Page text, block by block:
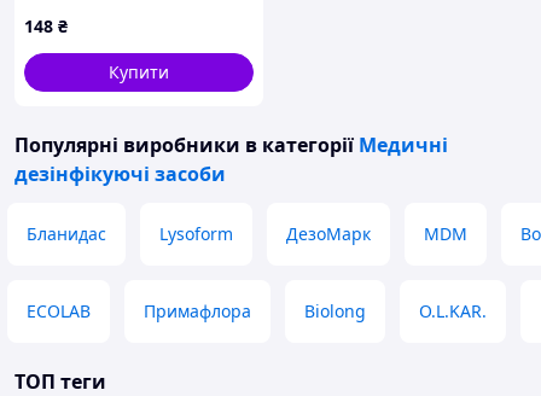
148 ₴
Купити
Популярні виробники в категорії Медичні
дезінфікуючі засоби
Бланидас Lysoform ДезоМарк MDM
ECOLAB Примафлора Biolong O.L.KAR.
ТОП теги